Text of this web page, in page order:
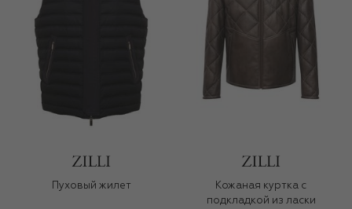
Пуховый жилет
Кожаная куртка с
подкладкой из ласки